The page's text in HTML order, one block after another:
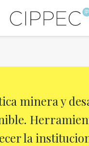
minera y
la